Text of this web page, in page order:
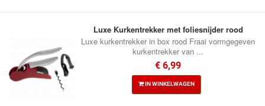
Luxe Kurkentrekker met foliesnijder rood
Luxe kurkentrekker in box rood Fraai vormgegeven
kurkentrekker van ...
€ 6,99
IN WINKELWAGEN